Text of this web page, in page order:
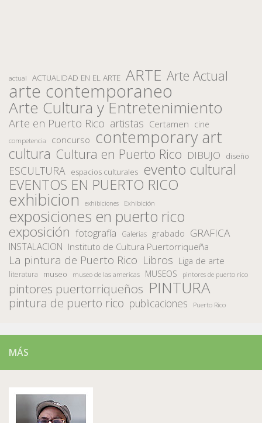
actual ACTUALIDAD EN EL ARTE ARTE Arte Actual
arte contemporaneo
Arte Cultura y Entretenimiento
Arte en Puerto Rico artistas Certamen cine
competencia concurso contemporary art
cultura Cultura en Puerto Rico DIBUJO diseño
ESCULTURA espacios culturales evento cultural
EVENTOS EN PUERTO RICO
exhibicion exhibiciones Exhibición
exposiciones en puerto rico
exposición fotografía Galerias grabado GRAFICA
INSTALACION Instituto de Cultura Puertorriqueña
La pintura de Puerto Rico Libros Liga de arte
literatura museo museo de las americas MUSEOS pintores de puerto rico
pintores puertorriqueños PINTURA
pintura de puerto rico publicaciones Puerto Rico
MÁS